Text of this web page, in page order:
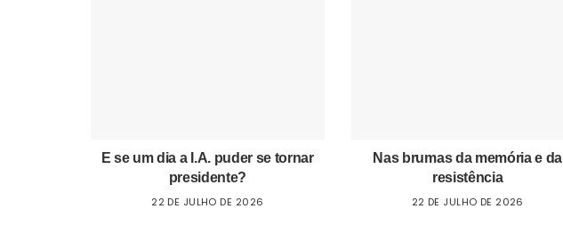
E se um dia a I.A. puder se tornar
presidente?
22 DE JULHO DE 2026
Nas brumas da memória e da
resistência
22 DE JULHO DE 2026